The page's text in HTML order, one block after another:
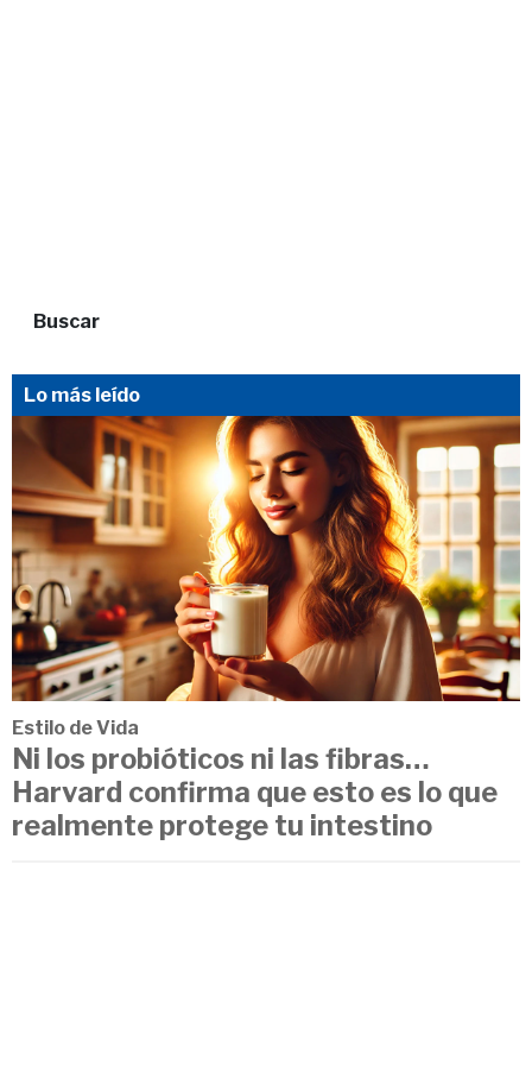
Buscar
Lo más leído
Estilo de Vida
Ni los probióticos ni las fibras…
Harvard confirma que esto es lo que
realmente protege tu intestino